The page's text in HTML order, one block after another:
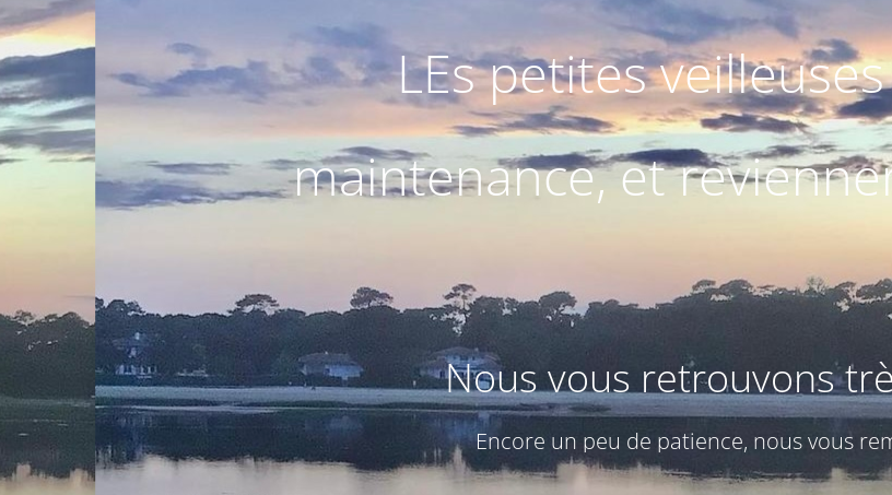
LEs petites
maintenance, et
Nous vous retrouvons
Encore un peu de patience, nous vous